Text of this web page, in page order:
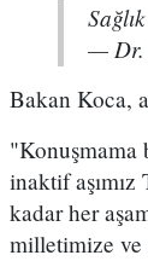
— Dr.
Bakan Koca,
inaktif
kadar her
milletimize ve